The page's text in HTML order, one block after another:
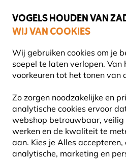
VOGELS HOUDEN VAN
WIJ VAN COOKIES
Wij gebruiken cookies om je
soepel te laten verlopen. Van
voorkeuren tot het tonen van
Zo zorgen noodzakelijke en
analytische cookies ervoor
webshop betrouwbaar, veilig
werken en de kwaliteit te
aan. Kies je Alles
analytische, marketing en
Uitstekend
TORENVALK
27 September 2024